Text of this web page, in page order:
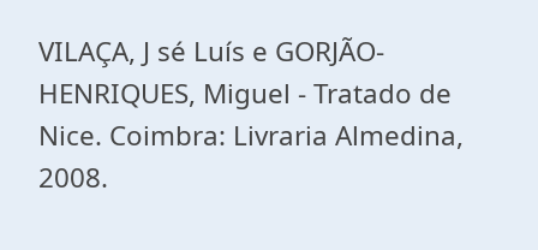
VILAÇA, J sé Luís e GORJÃO-
HENRIQUES, Miguel - Tratado de
Nice. Coimbra: Livraria Almedina,
2008.